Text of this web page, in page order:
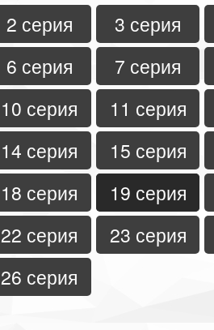
2 серия
3 серия
6 серия
7 серия
10 серия
11 серия
14 серия
15 серия
18 серия
19 серия
22 серия
23 серия
26 серия